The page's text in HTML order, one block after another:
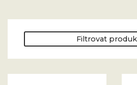
Filtrovat